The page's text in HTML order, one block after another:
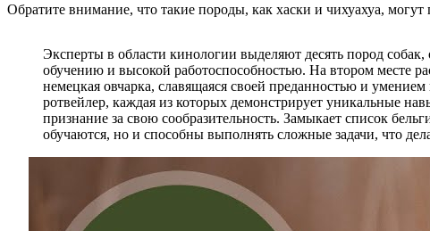
Обратите внимание, что такие породы, как хаски и чихуахуа,
Эксперты в области кинологии выделяют десять пород
обучению и высокой работоспособностью. На втором месте
немецкая овчарка, славящаяся своей преданностью и
ротвейлер, каждая из которых демонстрирует уникальные
признание за свою сообразительность. Замыкает список
обучаются, но и способны выполнять сложные задачи, что